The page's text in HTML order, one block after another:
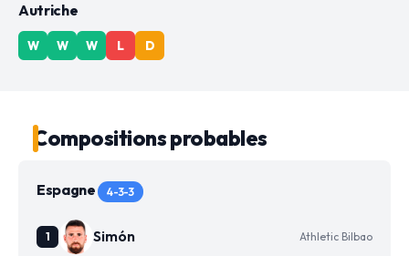
Autriche
W W W L D
Compositions probables
Espagne 4-3-3
Simón Athletic Bilbao